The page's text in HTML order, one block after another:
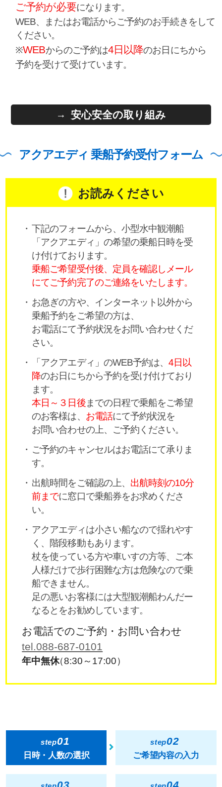
ご予約が必要になります。
WEB、またはお電話からご予約のお手続きをして
ください。
※WEBからのご予約は4日以降のお日にちから
予約を受けて受けています。
安心安全の取り組み
アクアエディ 乗船予約受付フォーム
お読みください
下記のフォームから、小型水中観潮船
「アクアエディ」の希望の乗船日時を受
け付けております。
乗船ご希望受付後、定員を確認しメール
にてご予約完了のご連絡をいたします。
お急ぎの方や、インターネット以外から
乗船予約をご希望の方は、
お電話にて予約状況をお問い合わせくだ
さい。
「アクアエディ」のWEB予約は、4日以
降のお日にちから予約を受け付けており
ます。
本日～３日後までの日程で乗船をご希望
のお客様は、 お電話にて予約状況を
お問い合わせの上、ご予約ください。
ご予約のキャンセルはお電話にて承りま
す。
出航時間をご確認の上、 出航時刻の10分
前までに窓口で乗船券をお求めくださ
い。
アクアエディは小さい船なので揺れやす
く、階段移動もあります。
杖を使っている方や車いすの方等、ご本
人様だけで歩行困難な方は危険なので乗
船できません。
足の悪いお客様には大型観潮船わんだー
なるとをお勧めしています。
お電話でのご予約・お問い合わせ
tel.088-687-0101
年中無休（8:30～17:00）
step01
日時・人数の選択
step02
ご希望内容の入力